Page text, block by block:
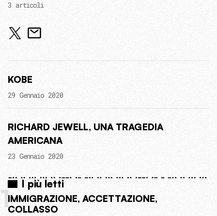
3 articoli
KOBE
29 Gennaio 2020
RICHARD JEWELL, UNA TRAGEDIA
AMERICANA
23 Gennaio 2020
I più letti
1IMMIGRAZIONE, ACCETTAZIONE,
COLLASSO